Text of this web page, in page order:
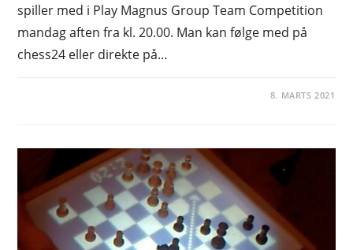
spiller med i Play Magnus Group Team Competition
mandag aften fra kl. 20.00. Man kan følge med på
chess24 eller direkte på…
8. MARTS 2021